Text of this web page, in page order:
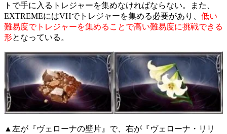
トで手に入るトレジャーを集めなければならない。また、
EXTREMEにはVHでトレジャーを集める必要があり、 低い
難易度でトレジャーを集めることで高い難易度に挑戦できる
形となっている。
▲左が『ヴェローナの壁片』で、右が『ヴェローナ・リリ